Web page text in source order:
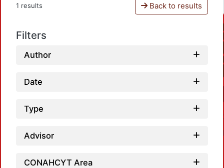
1 results Back to results
Filters
Author
Date
Type
Advisor
CONAHCYT Area